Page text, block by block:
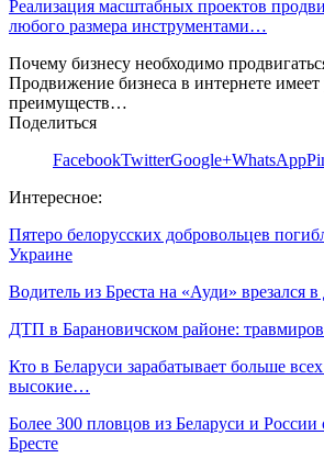
Реализация масштабных проектов
любого размера инструментами…
Почему бизнесу необходимо
Продвижение бизнеса в интернете
преимуществ…
Поделиться
FacebookTwitterGoogle+WhatsApp
Интересное:
Пятеро белорусских добровольцев
Украине
Водитель из Бреста на «Ауди» врезался
ДТП в Барановичском районе:
Кто в Беларуси зарабатывает больше
высокие…
Более 300 пловцов из Беларуси и России
Бресте